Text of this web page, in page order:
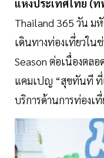
แห่งประเทศไทย (
Thailand 365 วัน มหั
เดินทางท่องเที่ยวใน
Season ต่อเนื่องตล
แคมเปญ “สุขทันที ที่
บริการด้านการท่องเที่